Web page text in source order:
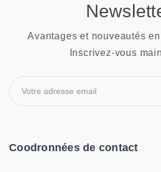
Avantages et nouveautés
Inscrivez-vous
Coodronnées de contact